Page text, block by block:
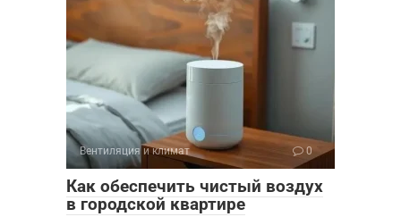
Вентиляция и климат 0
Как обеспечить чистый воздух
в городской квартире